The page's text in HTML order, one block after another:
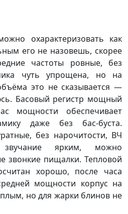
охарактеризовать как
его не назовешь, скорее
частоты ровные, без
чуть упрощена, но на
это не сказывается —
Басовый регистр мощный
мощности обеспечивает
даже без бас-буста.
без нарочитости, ВЧ
звучание ярким, можно
звонкие пищалки. Тепловой
хорошо, после часа
мощности корпус на
но для жарки блинов не